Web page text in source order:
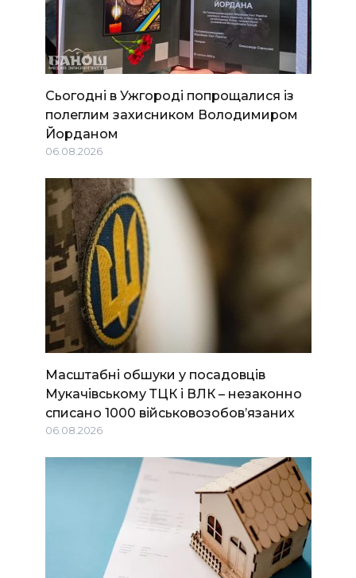
Сьогодні в Ужгороді попрощалися із
полеглим захисником Володимиром
Йорданом
06.08.2026
Масштабні обшуки у посадовців
Мукачівському ТЦК і ВЛК – незаконно
списано 1000 військовозобов’язаних
06.08.2026